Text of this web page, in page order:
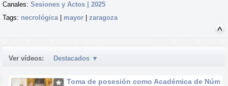
Canales: Sesiones y Actos | 2025
Tags: necrológica mayor zaragoza
Ver vídeos: Destacados ▼
Toma de posesión como Académica de